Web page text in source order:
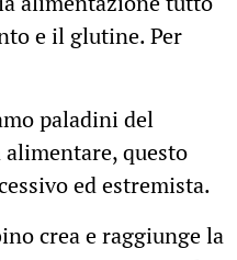
e il glutine. Per
paladini del
questo
ed estremista.
crea e raggiunge la